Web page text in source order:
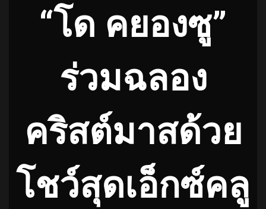
“โด คยองซู”
ร่วมฉลอง
คริสต์มาสด้วย
โชว์สุดเอ็กซ์คลู